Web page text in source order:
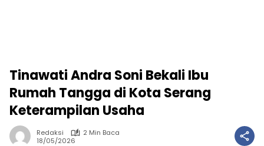
Tinawati Andra Soni Bekali Ibu
Rumah Tangga di Kota Serang
Keterampilan Usaha
Redaksi
2 Min Baca
18/05/2026